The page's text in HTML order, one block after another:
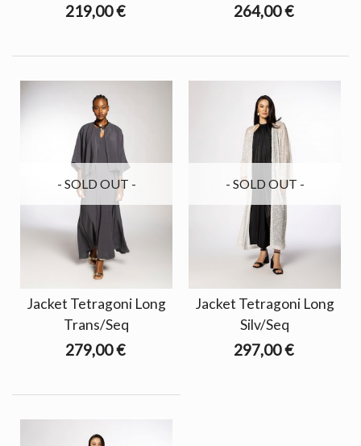
219,00 € 264,00 €
- SOLD OUT -
Jacket Tetragoni Long
Trans/Seq
279,00 €
- SOLD OUT -
Jacket Tetragoni Long
Silv/Seq
297,00 €